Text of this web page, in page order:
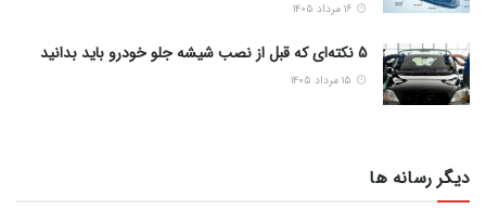
5 نکته‌ای که قبل از نصب شیشه جلو خودرو باید بدانید
دیگر رسانه ها